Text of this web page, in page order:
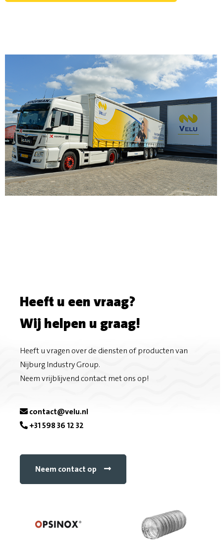
Heeft u een vraag?
Wij helpen u graag!
Heeft u vragen over de diensten of producten van
Nijburg Industry Group.
Neem vrijblijvend contact met ons op!
contact@velu.nl
+31 598 36 12 32
Neem contact op